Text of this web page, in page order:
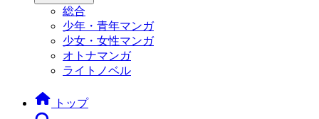
総合
少年・青年マンガ
少女・女性マンガ
オトナマンガ
ライトノベル
トップ